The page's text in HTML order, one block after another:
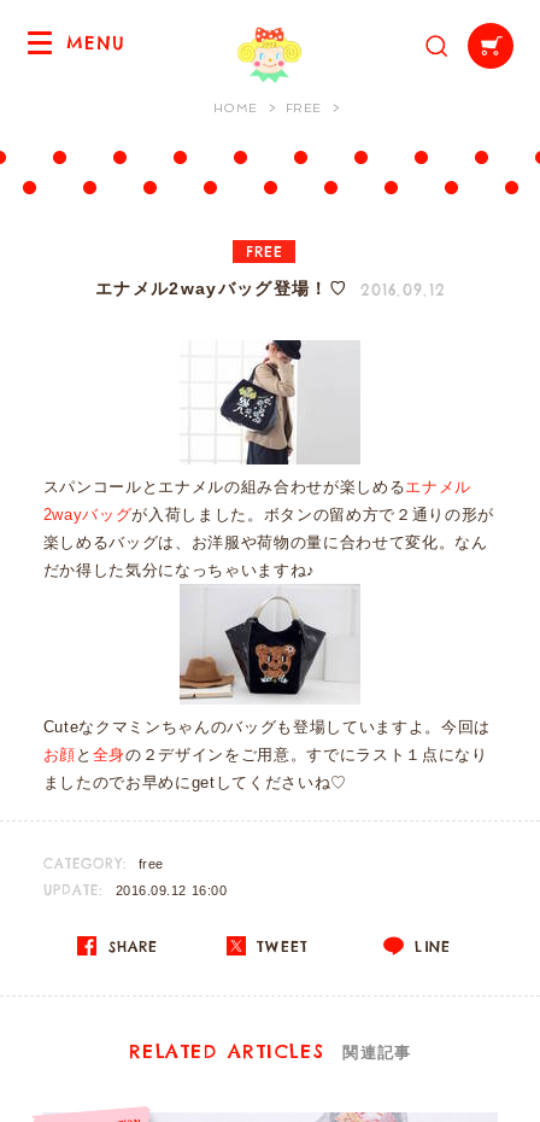
MENU
HOME FREE
FREE
エナメル2wayバッグ登場！♡ 2016.09.12
スパンコールとエナメルの組み合わせが楽しめるエナメル
2wayバッグが入荷しました。ボタンの留め方で２通りの形が
楽しめるバッグは、お洋服や荷物の量に合わせて変化。なん
だか得した気分になっちゃいますね♪
Cuteなクマミンちゃんのバッグも登場していますよ。今回は
お顔 と 全身の２デザインをご用意。すでにラスト１点になり
ましたのでお早めにgetしてくださいね♡
CATEGORY: free
UPDATE: 2016.09.12 16:00
SHARE TWEET LINE
RELATED ARTICLES 関連記事